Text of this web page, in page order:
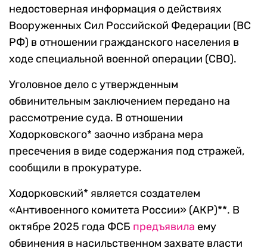
недостоверная информация о действиях
Вооруженных Сил Российской Федерации (ВС
РФ) в отношении гражданского населения в
ходе специальной военной операции (СВО).
Уголовное дело с утвержденным
обвинительным заключением передано на
рассмотрение суда. В отношении
Ходорковского* заочно избрана мера
пресечения в виде содержания под стражей,
сообщили в прокуратуре.
Ходорковский* является создателем
«Антивоенного комитета России» (АКР)**. В
октябре 2025 года ФСБ предъявила ему
обвинения в насильственном захвате власти